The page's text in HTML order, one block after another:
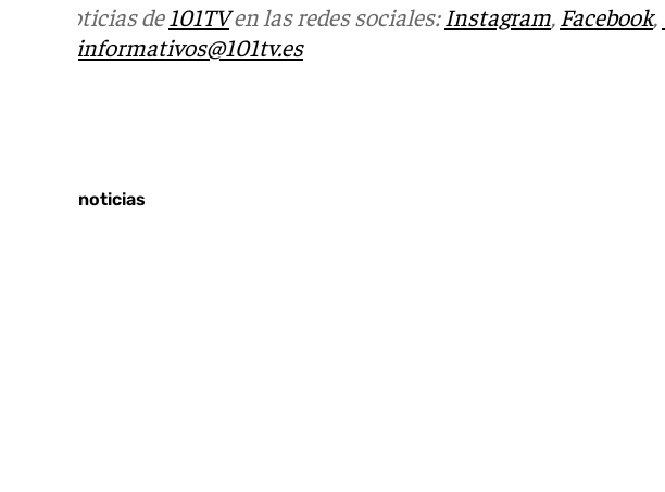
Más noticias de101TVen las redes sociales:Instagram, Facebook,
informativos@101tv.es
Últimas noticias